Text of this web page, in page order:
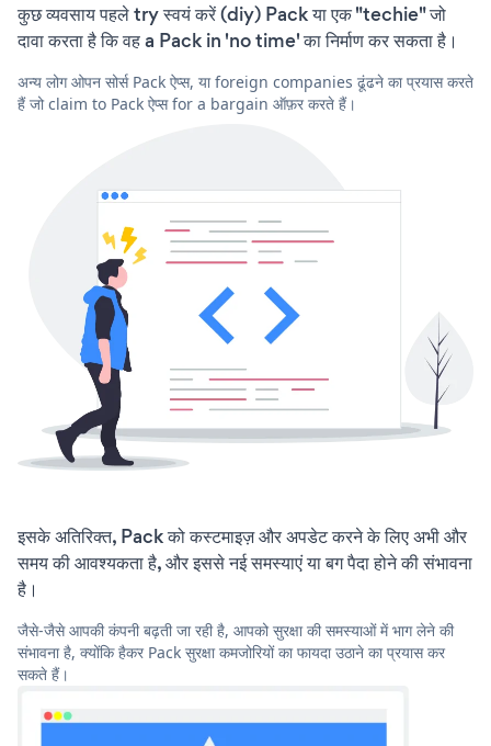
कुछ व्यवसाय पहले try स्वयं करें (diy) Pack या एक "techie" जो
दावा करता है कि वह a Pack in 'no time' का निर्माण कर सकता है।
अन्य लोग ओपन सोर्स Pack ऐप्स, या foreign companies ढूंढने का प्रयास करते
हैं जो claim to Pack ऐप्स for a bargain ऑफ़र करते हैं।
इसके अतिरिक्त, Pack को कस्टमाइज़ और अपडेट करने के लिए अभी और
समय की आवश्यकता है, और इससे नई समस्याएं या बग पैदा होने की संभावना
है।
जैसे-जैसे आपकी कंपनी बढ़ती जा रही है, आपको सुरक्षा की समस्याओं में भाग लेने की
संभावना है, क्योंकि हैकर Pack सुरक्षा कमजोरियों का फायदा उठाने का प्रयास कर
सकते हैं।